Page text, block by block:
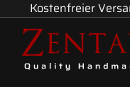
Kostenfreier